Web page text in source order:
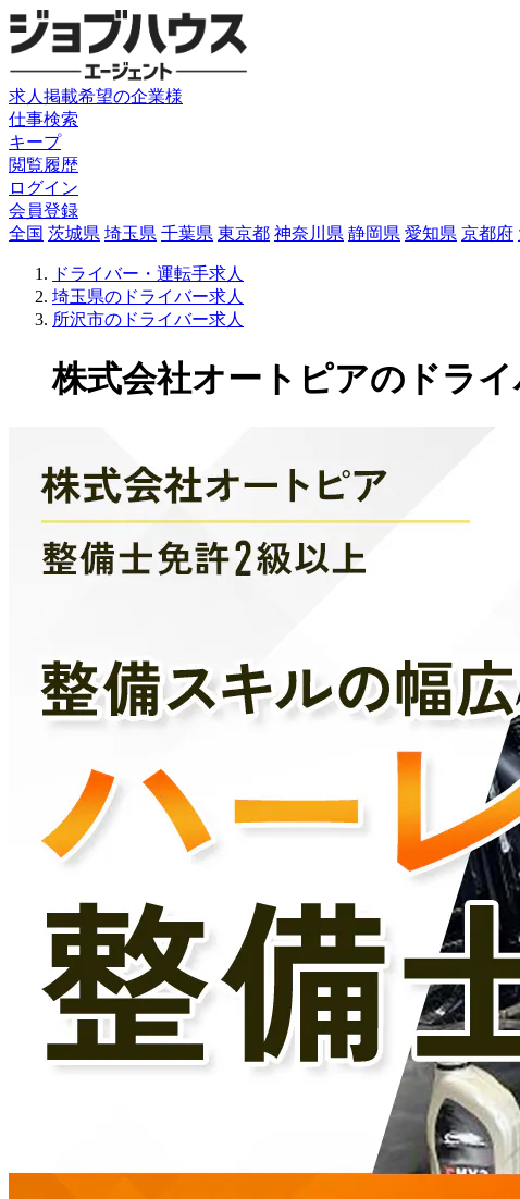
求人掲載希望の企業様
仕事検索
キープ
閲覧履歴
ログイン
会員登録
全国 茨城県 埼玉県 千葉県 東京都 神奈川県 静岡県 愛知県 京都府
ドライバー・運転手求人
埼玉県のドライバー求人
所沢市のドライバー求人
株式会社オートピアのドライ